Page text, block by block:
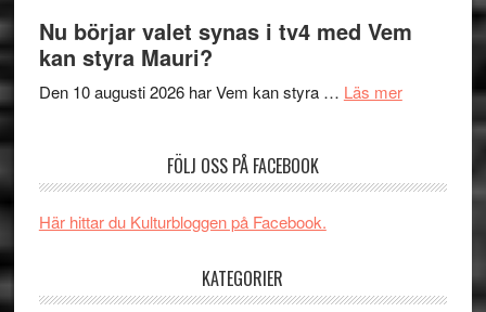
Artipelag
samtal
teater
Filmrecension:
The
´s
och
Jackie
Nu börjar valet synas i tv4 med Vem
kan styra Mauri?
Den 10 augusti 2026 har Vem kan styra … Läs merom
synas
Vem
FÖLJ OSS PÅ FACEBOOK
Här hittar du Kulturbloggen på Facebook.
KATEGORIER